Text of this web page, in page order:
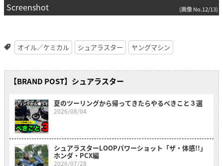
Screenshot (画像 No.12/13)
オイル／ケミカル シュアラスター ヤングマシン
【BRAND POST】シュアラスター
夏のツーリングから帰ってきたらやるべきこと３選
2026/08/04
シュアラスターLOOPパワーショット「ザ・体感!!」
ホンダ・PCX編
2026/07/28